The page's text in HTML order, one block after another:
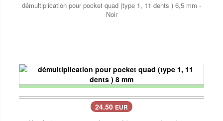
démultiplication pour pocket quad (type 1, 11 dents ) 6,5 mm -
Noir
24.50 EUR